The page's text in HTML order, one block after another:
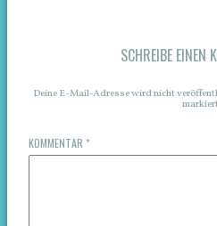
SCHREIBE EINEN
Deine E-Mail-Adresse wird nicht
KOMMENTAR *